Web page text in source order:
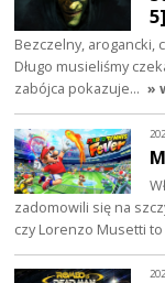
5]
Bezczelny, arogancki,
Długo musieliśmy
zabójca pokazuje… »
zadomowili się na
czy Lorenzo Musetti